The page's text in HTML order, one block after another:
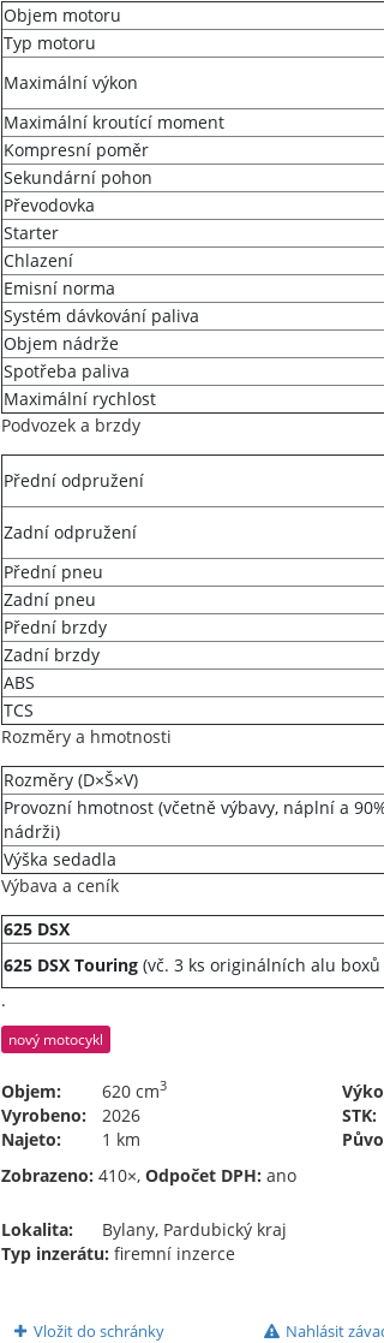
Objem motoru
Typ motoru
Maximální výkon
Maximální kroutící moment
Kompresní poměr
Sekundární pohon
Převodovka
Starter
Chlazení
Emisní norma
Systém dávkování paliva
Objem nádrže
Spotřeba paliva
Maximální rychlost
Podvozek a brzdy
Přední odpružení
Zadní odpružení
Přední pneu
Zadní pneu
Přední brzdy
Zadní brzdy
ABS
TCS
Rozměry a hmotnosti
Rozměry (D×Š×V)
Provozní hmotnost (včetně výbavy, náplní a
nádrži)
Výška sedadla
Výbava a ceník
625 DSX
625 DSX Touring (vč. 3 ks originálních alu boxů
.
nový motocykl
Objem: 620 cm3
Vyrobeno:
2026
Najeto:
1 km
STK:
Zobrazeno: 410×, Odpočet DPH: ano
Lokalita: Bylany, Pardubický kraj
Typ inzerátu: firemní inzerce
Vložit do schránky Nahlásit